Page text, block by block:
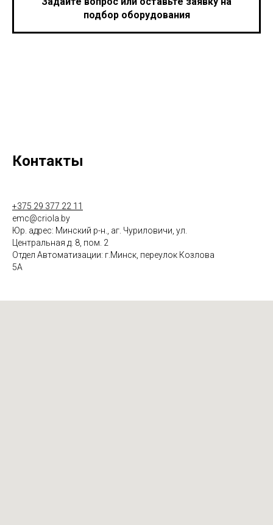
подбор оборудования
Контакты
+375 29 377 22 11
emc@criola.by
Юр. адрес: Минский р-н., аг. Чуриловичи, ул.
Центральная д. 8, пом. 2
Отдел Автоматизации: г.Минск, переулок Козлова
5А